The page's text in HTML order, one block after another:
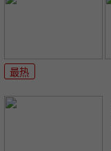
最热